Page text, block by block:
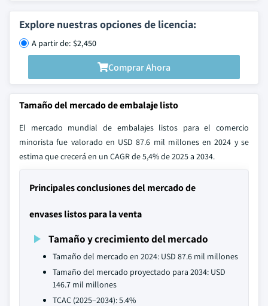
Explore nuestras opciones de licencia:
A partir de: $2,450
Comprar Ahora
Tamaño del mercado de embalaje listo
El mercado mundial de embalajes listos para el comercio
minorista fue valorado en USD 87.6 mil millones en 2024 y se
estima que crecerá en un CAGR de 5,4% de 2025 a 2034.
Principales conclusiones del mercado de
envases listos para la venta
Tamaño y crecimiento del mercado
Tamaño del mercado en 2024: USD 87.6 mil millones
Tamaño del mercado proyectado para 2034: USD
146.7 mil millones
TCAC (2025–2034): 5.4%